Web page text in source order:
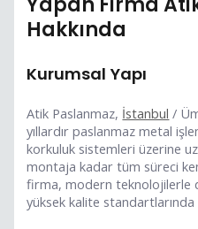
Hakkında
Kurumsal Yapı
Atik Paslanmaz, İstanbul /
yıllardır paslanmaz metal
korkuluk sistemleri üzerine
montaja kadar tüm süreci
firma, modern teknolojilerle
yüksek kalite